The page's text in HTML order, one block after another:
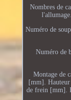
Nombres de
Numéro de
Numéro de
Montage de
[mm]. Hauteur
de frein [mm].